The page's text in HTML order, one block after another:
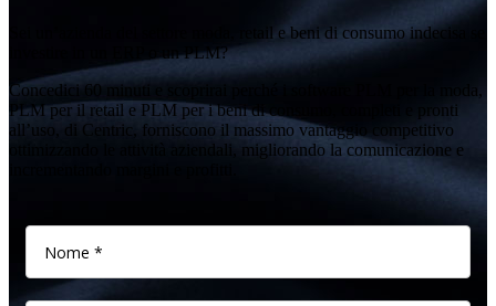
Sei un’azienda del settore moda, retail e beni di consumo indecisa se
investire in un ERP o un PLM?
Concedici 60 minuti e scoprirai perché i software PLM per la moda,
PLM per il retail e PLM per i beni di consumo, completi e pronti
all’uso, di Centric, forniscono il massimo vantaggio competitivo
ottimizzando le attività aziendali, migliorando la comunicazione e